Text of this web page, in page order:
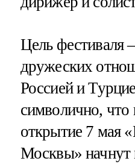
Цель фестиваля
дружеских
Россией и
символично, что
открытие 7 мая
Москвы» начнут